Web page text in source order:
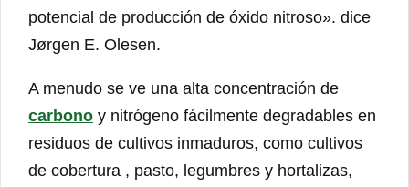
potencial de producción de óxido nitroso». dice
Jørgen E. Olesen.
A menudo se ve una alta concentración de
carbono y nitrógeno fácilmente degradables en
residuos de cultivos inmaduros, como cultivos
de cobertura , pasto, legumbres y hortalizas,